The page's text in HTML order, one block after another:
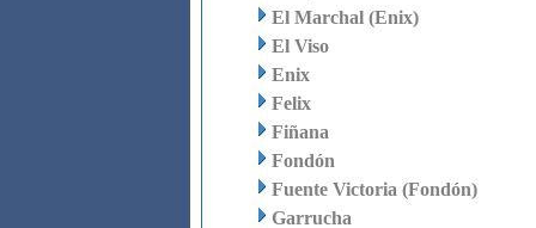
El Marchal (Enix)
El Viso
Enix
Felix
Fiñana
Fondón
Fuente Victoria (Fondón)
Garrucha